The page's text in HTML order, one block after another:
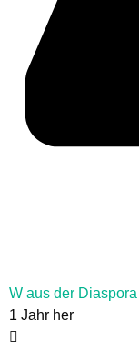
W aus der Diaspora
1 Jahr her